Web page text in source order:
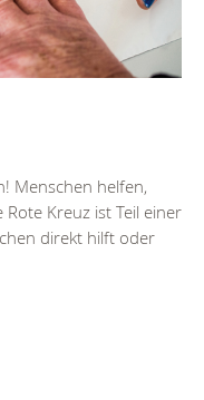
Menschen helfen,
Kreuz ist Teil einer
direkt hilft oder